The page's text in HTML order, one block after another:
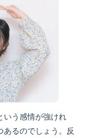
いう感情が強けれ
あるのでしょう。反